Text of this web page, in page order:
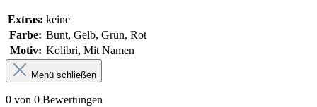
Extras: keine
Farbe: Bunt, Gelb, Grün, Rot
Motiv: Kolibri, Mit Namen
Menü schließen
0 von 0 Bewertungen